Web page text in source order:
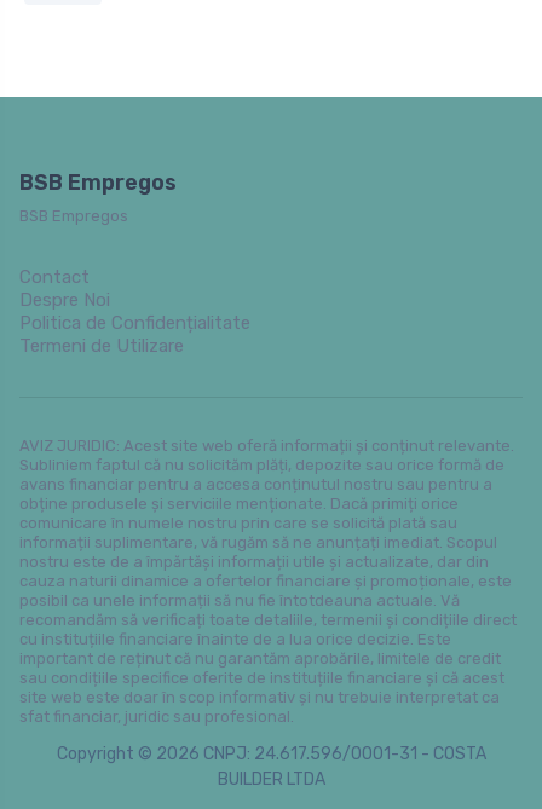
BSB Empregos
BSB Empregos
Contact
Despre Noi
Politica de Confidențialitate
Termeni de Utilizare
AVIZ JURIDIC: Acest site web oferă informații și conținut relevante.
Subliniem faptul că nu solicităm plăți, depozite sau orice formă de
avans financiar pentru a accesa conținutul nostru sau pentru a
obține produsele și serviciile menționate. Dacă primiți orice
comunicare în numele nostru prin care se solicită plată sau
informații suplimentare, vă rugăm să ne anunțați imediat. Scopul
nostru este de a împărtăși informații utile și actualizate, dar din
cauza naturii dinamice a ofertelor financiare și promoționale, este
posibil ca unele informații să nu fie întotdeauna actuale. Vă
recomandăm să verificați toate detaliile, termenii și condițiile direct
cu instituțiile financiare înainte de a lua orice decizie. Este
important de reținut că nu garantăm aprobările, limitele de credit
sau condițiile specifice oferite de instituțiile financiare și că acest
site web este doar în scop informativ și nu trebuie interpretat ca
sfat financiar, juridic sau profesional.
Copyright © 2026 CNPJ: 24.617.596/0001-31 - COSTA
BUILDER LTDA